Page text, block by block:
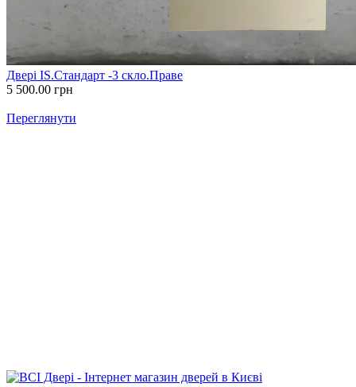
Двері IS.Стандарт -3 скло.Праве
5 500.00 грн
Переглянути